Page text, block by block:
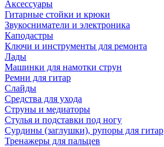
Аксессуары
Гитарные стойки и крюки
Звукосниматели и электроника
Каподастры
Ключи и инструменты для ремонта
Лады
Машинки для намотки струн
Ремни для гитар
Слайды
Средства для ухода
Струны и медиаторы
Стулья и подставки под ногу
Сурдины (заглушки), рупоры для гитар
Тренажеры для пальцев